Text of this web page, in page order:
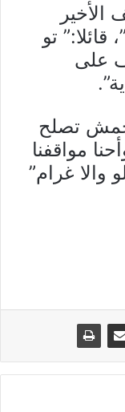
الأخير
تو
على
تصلح
مواقفنا
والا غرام”